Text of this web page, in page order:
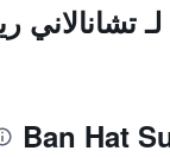
تشانالاني